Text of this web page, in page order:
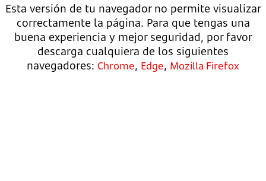
Esta versión de tu navegador no permite visualizar
correctamente la página. Para que tengas una
buena experiencia y mejor seguridad, por favor
descarga cualquiera de los siguientes
navegadores: Chrome, Edge, Mozilla Firefox